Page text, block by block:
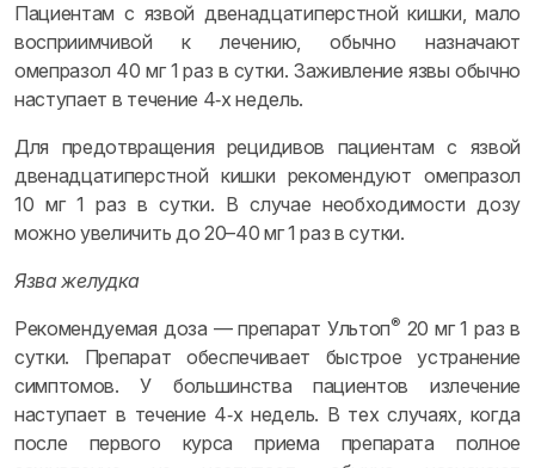
Пациентам с язвой двенадцатиперстной кишки, мало
восприимчивой к лечению, обычно назначают
омепразол 40 мг 1 раз в сутки. Заживление язвы обычно
наступает в течение 4‑х недель.
Для предотвращения рецидивов пациентам с язвой
двенадцатиперстной кишки рекомендуют омепразол
10 мг 1 раз в сутки. В случае необходимости дозу
можно увеличить до 20–40 мг 1 раз в сутки.
Язва желудка
Рекомендуемая доза — препарат Ультоп® 20 мг 1 раз в
сутки. Препарат обеспечивает быстрое устранение
симптомов. У большинства пациентов излечение
наступает в течение 4‑х недель. В тех случаях, когда
после первого курса приема препарата полное